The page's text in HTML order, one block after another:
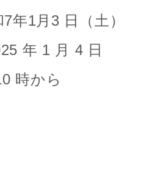
7年1月3 日（土）
年 1 月 4 日
時から